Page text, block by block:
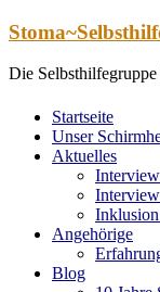
Zum
springen
Die
Startseite
Unser
Aktuelles
Inklusion
Angehörige
Blog